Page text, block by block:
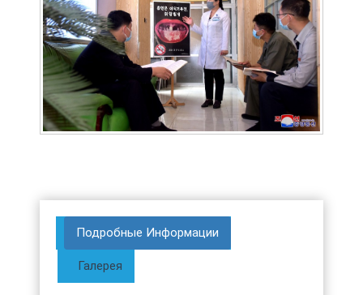
Подробные Информации
Галерея